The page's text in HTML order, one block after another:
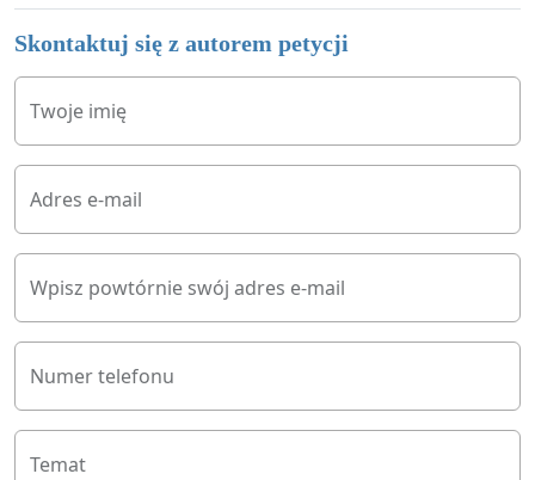
Skontaktuj się z autorem petycji
Twoje imię
Adres e-mail
Wpisz powtórnie swój adres e-mail
Numer telefonu
Temat